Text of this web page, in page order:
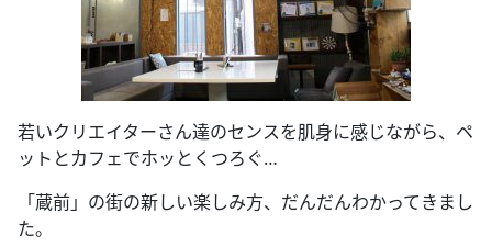
若いクリエイターさん達のセンスを肌身に感じながら、ペ
ットとカフェでホッとくつろぐ…
「蔵前」の街の新しい楽しみ方、だんだんわかってきまし
た。